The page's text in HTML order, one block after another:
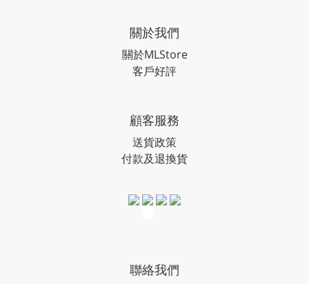
關於我們
關於MLStore
客戶好評
顧客服務
送貨政策
付款及退換貨
聯絡我們